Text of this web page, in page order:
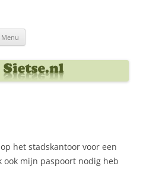
Menu
het stadskantoor voor een
mijn paspoort nodig heb